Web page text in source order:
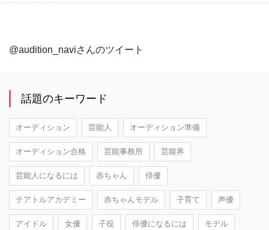
@audition_naviさんのツイート
話題のキーワード
オーディション 芸能人 オーディション準備
オーディション合格 芸能事務所 芸能界
芸能人になるには 赤ちゃん 俳優
テアトルアカデミー 赤ちゃんモデル 子育て 声優
アイドル 女優 子役 俳優になるには モデル